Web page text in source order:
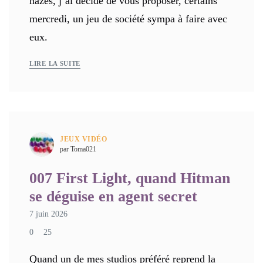
mercredi, un jeu de société sympa à faire avec
eux.
LIRE LA SUITE
JEUX VIDÉO
par Toma021
007 First Light, quand Hitman
se déguise en agent secret
7 juin 2026
0 25
Quand un de mes studios préféré reprend la